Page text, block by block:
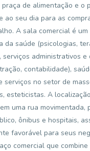
de alimentação e o
ao seu dia para as
A sala comercial é
da saúde (psicologias,
serviços administrativos e
contabilidade),
serviços no setor de
esteticistas. A
uma rua movimentada,
ônibus e hospitais,
favorável para seus
comercial que